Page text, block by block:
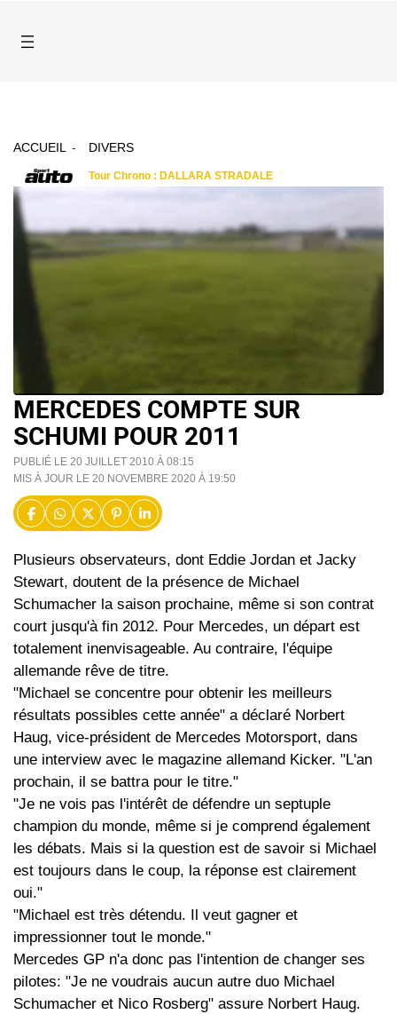
ACCUEIL DIVERS
MERCEDES COMPTE SUR
SCHUMI POUR 2011
PUBLIÉ LE 20 JUILLET 2010 À 08:15
MIS À JOUR LE 20 NOVEMBRE 2020 À 19:50
Plusieurs observateurs, dont Eddie Jordan et Jacky
Stewart, doutent de la présence de Michael
Schumacher la saison prochaine, même si son contrat
court jusqu'à fin 2012. Pour Mercedes, un départ est
totalement inenvisageable. Au contraire, l'équipe
allemande rêve de titre.
"Michael se concentre pour obtenir les meilleurs
résultats possibles cette année" a déclaré Norbert
Haug, vice-président de Mercedes Motorsport, dans
une interview avec le magazine allemand Kicker. "L'an
prochain, il se battra pour le titre."
"Je ne vois pas l'intérêt de défendre un septuple
champion du monde, même si je comprend également
les débats. Mais si la question est de savoir si Michael
est toujours dans le coup, la réponse est clairement
oui."
"Michael est très détendu. Il veut gagner et
impressionner tout le monde."
Mercedes GP n'a donc pas l'intention de changer ses
pilotes: "Je ne voudrais aucun autre duo Michael
Schumacher et Nico Rosberg" assure Norbert Haug.